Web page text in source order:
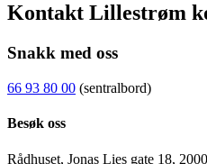
Kontakt Lillestrøm
Snakk med oss
66 93 80 00 (sentralbord)
Besøk oss
Rådhuset, Jonas Lies gate 18,